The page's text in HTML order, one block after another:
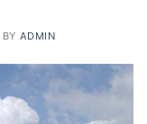
BY ADMIN